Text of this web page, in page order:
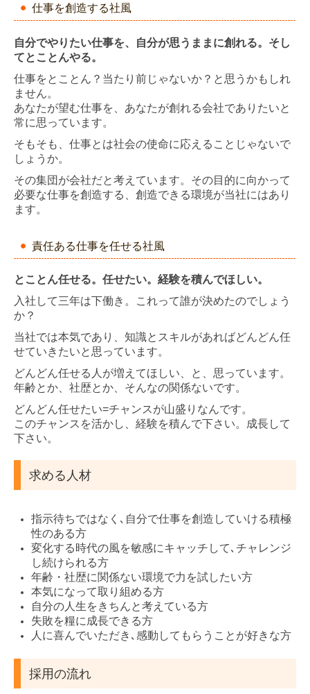
情報開示
法人からのお知らせ
仕事を創造する社風
自分でやりたい仕事を、自分が思うままに創れる。そし
てとことんやる。
仕事をとことん？当たり前じゃないか？と思うかもしれ
ません。
あなたが望む仕事を、あなたが創れる会社でありたいと
常に思っています。
そもそも、仕事とは社会の使命に応えることじゃないで
しょうか。
その集団が会社だと考えています。その目的に向かって
必要な仕事を創造する、創造できる環境が当社にはあり
ます。
責任ある仕事を任せる社風
とことん任せる。任せたい。経験を積んでほしい。
入社して三年は下働き。これって誰が決めたのでしょう
か？
当社では本気であり、知識とスキルがあればどんどん任
せていきたいと思っています。
どんどん任せる人が増えてほしい、と、思っています。
年齢とか、社歴とか、そんなの関係ないです。
どんどん任せたい=チャンスが山盛りなんです。
このチャンスを活かし、経験を積んで下さい。成長して
下さい。
求める人材
指示待ちではなく､自分で仕事を創造していける積極
性のある方
変化する時代の風を敏感にキャッチして､チャレンジ
し続けられる方
年齢・社歴に関係ない環境で力を試したい方
本気になって取り組める方
自分の人生をきちんと考えている方
失敗を糧に成長できる方
人に喜んでいただき､感動してもらうことが好きな方
採用の流れ